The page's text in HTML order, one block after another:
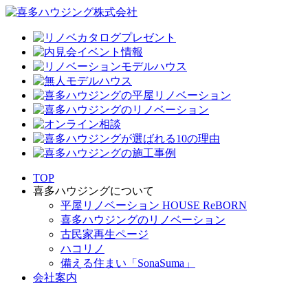
TOP
喜多ハウジングについて
平屋リノベーション HOUSE ReBORN
喜多ハウジングのリノベーション
古民家再生ページ
ハコリノ
備える住まい「SonaSuma」
会社案内